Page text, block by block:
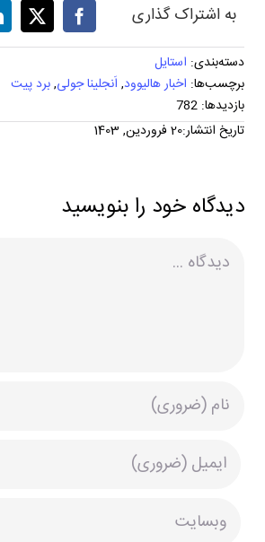
به اشتراک گذاری
دسته‌بندی: استایل
برچسب‌ها: اخبار هالیوود, اَنجلینا جولی,برد پیت
بازدیدها: 782
تاریخ انتشار:20 فروردین, 1403
دیدگاه خود را بنویسید